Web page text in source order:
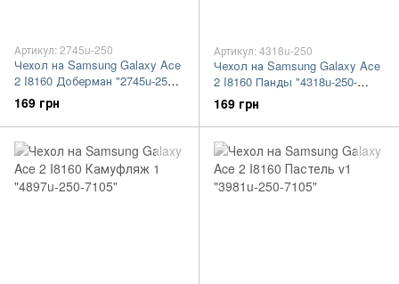
Артикул: 2745u-250
Чехол на Samsung Galaxy Ace
2 I8160 Доберман "2745u-250-
7105"
169 грн
Артикул: 4318u-250
Чехол на Samsung Galaxy Ace
2 I8160 Панды "4318u-250-
7105"
169 грн